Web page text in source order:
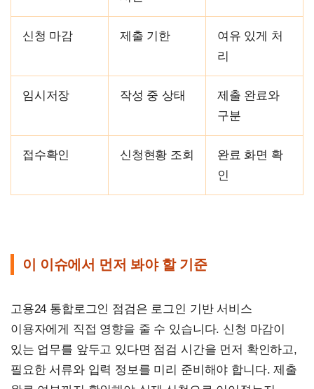
신청 마감 제출 기한
여유 있게 처
리
임시저장 작성 중 상태
제출 완료와
구분
접수확인 신청현황 조회
완료 화면 확
인
이 이슈에서 먼저 봐야 할 기준
고용24 통합로그인 점검은 로그인 기반 서비스
이용자에게 직접 영향을 줄 수 있습니다. 신청 마감이
있는 업무를 앞두고 있다면 점검 시간을 먼저 확인하고,
필요한 서류와 입력 정보를 미리 준비해야 합니다. 제출